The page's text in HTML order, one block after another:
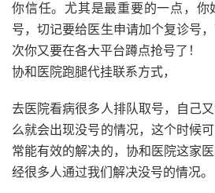
你信任。尤其是最重要的一点，你
号，切记要给医生申请加个复诊号
次你又要在各大平台蹲点抢号了！
协和医院跑腿代挂联系方式，
去医院看病很多人排队取号，自己
么就会出现没号的情况，这个时候
常能有效的解决的，协和医院这家
经很多人通过我们解决没号的情况。